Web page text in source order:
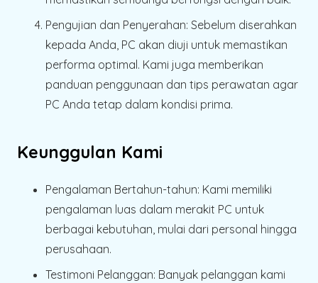
Pengujian dan Penyerahan: Sebelum diserahkan
kepada Anda, PC akan diuji untuk memastikan
performa optimal. Kami juga memberikan
panduan penggunaan dan tips perawatan agar
PC Anda tetap dalam kondisi prima.
Keunggulan Kami
Pengalaman Bertahun-tahun: Kami memiliki
pengalaman luas dalam merakit PC untuk
berbagai kebutuhan, mulai dari personal hingga
perusahaan.
Testimoni Pelanggan: Banyak pelanggan kami